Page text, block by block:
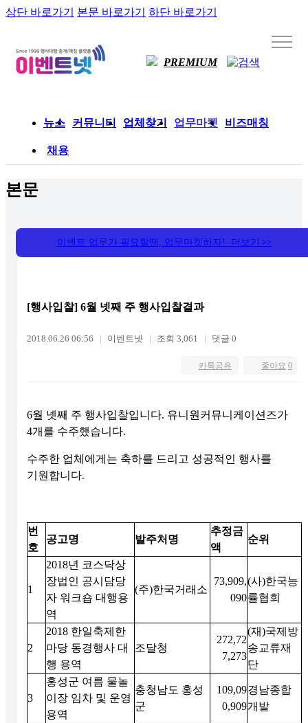
상단 바로가기 본문 바로가기 하단 바로가기
PREMIUM
뉴스 커뮤니티 업체찾기 업무마켓 비즈매칭
채용
본문
이벤트 업무가 필요할땐, 업무마켓하자! 더보기 >>
[행사입찰] 6월 넷째 주 행사입찰결과
2018.06.26 06:56 이벤트넷 조회 3,061 댓글 0
좋아요 0
카톡공유
6월 넷째 주 행사입찰입니다. 유니원커뮤니케이션즈가
4개를 수주했습니다.
수주한 업체에게는 축하를 드리고 성공적인 행사를
기원합니다.
번
호
공고명 발주처명
추정금
액
순위
1
2018년 코스닥상
장법인 공시담당
자 워크숍 대행용
역
(주)한국거래소
73,909,
090
(사)한국능
률협회
2
2018 한일축제한
마당 동경행사 대
행 용역
조달청
272,72
7,273
(재)국제방
송교류재
단
3
홍성군 여름 물놀
이장 임차 및 운영
용역
충청남도 홍성
군
109,09
0,909
경남종합
개발